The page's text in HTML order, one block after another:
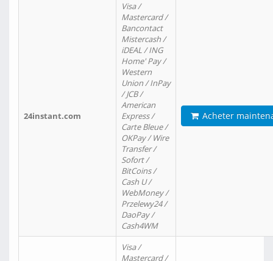
24instant.com
Visa /
Mastercard /
Bancontact
Mistercash /
iDEAL / ING
Home' Pay /
Western
Union / InPay
/ JCB /
American
Express /
Carte Bleue /
OKPay / Wire
Transfer /
Sofort /
BitCoins /
Cash U /
WebMoney /
Przelewy24 /
DaoPay /
Cash4WM
Acheter
Visa /
Mastercard /